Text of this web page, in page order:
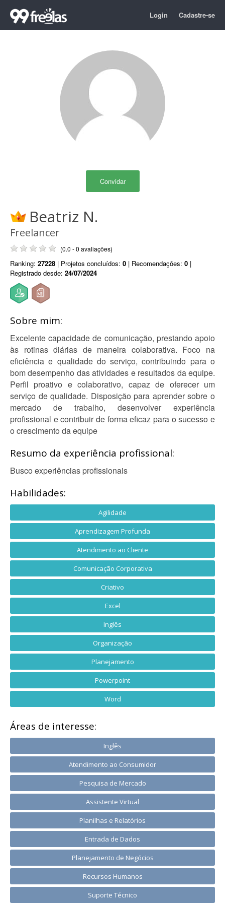
Login Cadastre-se
Convidar
Beatriz N.
Freelancer
(0.0 - 0 avaliações)
Ranking: 27228 | Projetos concluídos: 0 | Recomendações: 0 |
Registrado desde: 24/07/2024
Sobre mim:
Excelente capacidade de comunicação, prestando apoio
às rotinas diárias de maneira colaborativa. Foco na
eficiência e qualidade do serviço, contribuindo para o
bom desempenho das atividades e resultados da equipe.
Perfil proativo e colaborativo, capaz de oferecer um
serviço de qualidade. Disposição para aprender sobre o
mercado de trabalho, desenvolver experiência
profissional e contribuir de forma eficaz para o sucesso e
o crescimento da equipe
Resumo da experiência profissional:
Busco experiências profissionais
Habilidades:
Agilidade
Aprendizagem Profunda
Atendimento ao Cliente
Comunicação Corporativa
Criativo
Excel
Inglês
Organização
Planejamento
Powerpoint
Word
Áreas de interesse:
Inglês
Atendimento ao Consumidor
Pesquisa de Mercado
Assistente Virtual
Planilhas e Relatórios
Entrada de Dados
Planejamento de Negócios
Recursos Humanos
Suporte Técnico